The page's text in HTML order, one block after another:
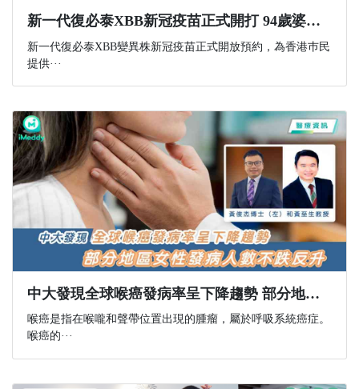
新一代復必泰XBB新冠疫苗正式開打 94歲婆婆在女兒陪同下打第六針 擔心第五針相隔一年保護力已失效
新一代復必泰XBB變異株新冠疫苗正式開放預約，為香港巿民
提供···
中大發現全球喉癌發病率呈下降趨勢 部分地區女性發病人數不跌反升
喉癌是指在喉嚨和聲帶位置出現的腫瘤，屬於呼吸系統癌症。
喉癌的···